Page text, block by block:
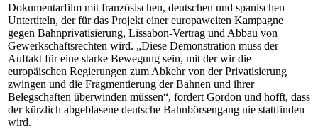
Dokumentarfilm mit französischen, deutschen und spanischen
Untertiteln, der für das Projekt einer europaweiten Kampagne
gegen Bahnprivatisierung, Lissabon-Vertrag und Abbau von
Gewerkschaftsrechten wird. „Diese Demonstration muss der
Auftakt für eine starke Bewegung sein, mit der wir die
europäischen Regierungen zum Abkehr von der Privatisierung
zwingen und die Fragmentierung der Bahnen und ihrer
Belegschaften überwinden müssen“, fordert Gordon und hofft, dass
der kürzlich abgeblasene deutsche Bahnbörsengang nie stattfinden
wird.